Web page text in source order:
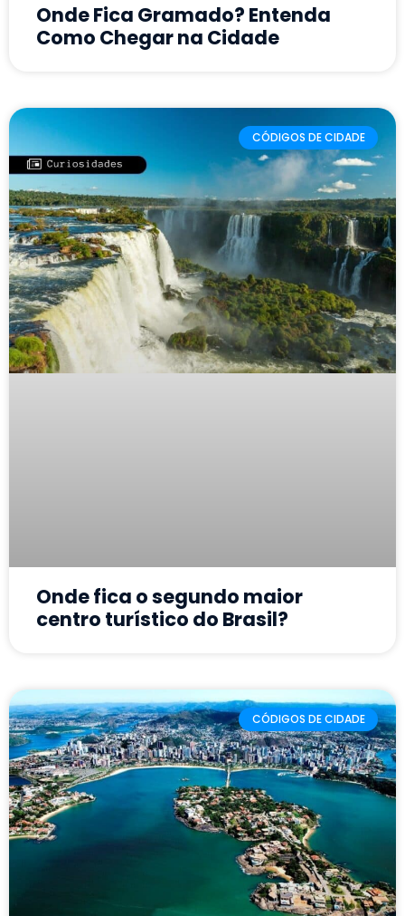
Onde Fica Gramado? Entenda
Como Chegar na Cidade
CÓDIGOS DE CIDADE
Onde fica o segundo maior
centro turístico do Brasil?
CÓDIGOS DE CIDADE